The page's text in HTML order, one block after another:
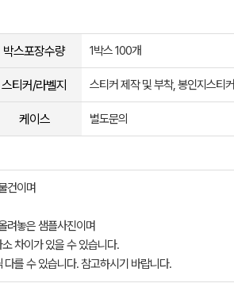
박스포장수량 1박스 100개
스티커/라벨지 스티커 제작 및 부착, 봉인지스티커
케이스 별도문의
건이며
려놓은 샘플사진이며
차이가 있을 수 있습니다.
를 수 있습니다. 참고하시기 바랍니다.